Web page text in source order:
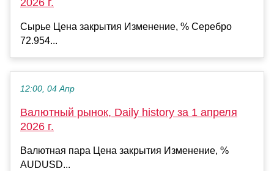
2026 г.
Сырье Цена закрытия Изменение, % Серебро
72.954...
12:00, 04 Апр
Валютный рынок, Daily history за 1 апреля
2026 г.
Валютная пара Цена закрытия Изменение, %
AUDUSD...